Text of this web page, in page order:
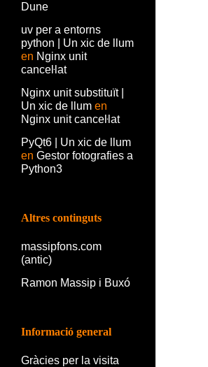
Dune
uv per a entorns
python | Un xic de llum
en Nginx unit
canceŀlat
Nginx unit substituït |
Un xic de llum en
Nginx unit canceŀlat
PyQt6 | Un xic de llum
en Gestor fotografies a
Python3
Altres continguts
massipfons.com
(antic)
Ramon Massip i Buxó
Informació general
Gràcies per la visita